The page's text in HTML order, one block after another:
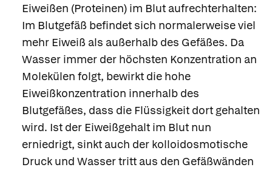
Eiweißen (Proteinen) im Blut aufrechterhalten:
Im Blutgefäß befindet sich normalerweise viel
mehr Eiweiß als außerhalb des Gefäßes. Da
Wasser immer der höchsten Konzentration an
Molekülen folgt, bewirkt die hohe
Eiweißkonzentration innerhalb des
Blutgefäßes, dass die Flüssigkeit dort gehalten
wird. Ist der Eiweißgehalt im Blut nun
erniedrigt, sinkt auch der kolloidosmotische
Druck und Wasser tritt aus den Gefäßwänden